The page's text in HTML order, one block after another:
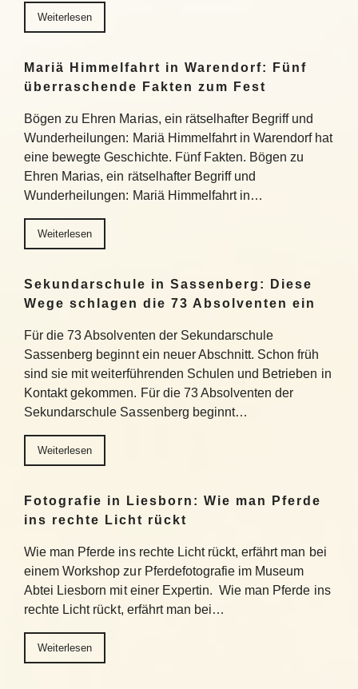
Weiterlesen
Mariä Himmelfahrt in Warendorf: Fünf
überraschende Fakten zum Fest
Bögen zu Ehren Marias, ein rätselhafter Begriff und
Wunderheilungen: Mariä Himmelfahrt in Warendorf hat
eine bewegte Geschichte. Fünf Fakten. Bögen zu
Ehren Marias, ein rätselhafter Begriff und
Wunderheilungen: Mariä Himmelfahrt in…
Weiterlesen
Sekundarschule in Sassenberg: Diese
Wege schlagen die 73 Absolventen ein
Für die 73 Absolventen der Sekundarschule
Sassenberg beginnt ein neuer Abschnitt. Schon früh
sind sie mit weiterführenden Schulen und Betrieben in
Kontakt gekommen. Für die 73 Absolventen der
Sekundarschule Sassenberg beginnt…
Weiterlesen
Fotografie in Liesborn: Wie man Pferde
ins rechte Licht rückt
Wie man Pferde ins rechte Licht rückt, erfährt man bei
einem Workshop zur Pferdefotografie im Museum
Abtei Liesborn mit einer Expertin. Wie man Pferde ins
rechte Licht rückt, erfährt man bei…
Weiterlesen